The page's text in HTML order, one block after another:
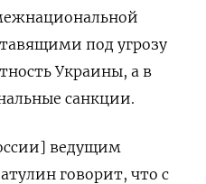
под угрозу
Украины, а в
санкции.
ведущим
говорит, что с